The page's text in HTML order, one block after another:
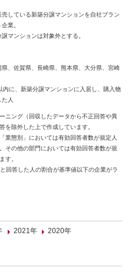
している新築分譲マンションを自社ブラン
業。
マンションは対象外とする。
県、佐賀県、長崎県、熊本県、大分県、宮崎
内に、新築分譲マンションに入居し、購入物
人
ニング（回収したデータから不正回答や異
を除外した上で作成しています。
態別」においては有効回答者数が規定人
その他の部門においては有効回答者数が規
す。
回答した人の割合が基準値以下の企業がラ
2021年 2020年